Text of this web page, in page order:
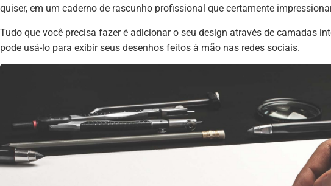
quiser, em um caderno de rascunho profissional que certamente
Tudo que você precisa fazer é adicionar o seu design através de camadas
pode usá-lo para exibir seus desenhos feitos à mão nas redes sociais.